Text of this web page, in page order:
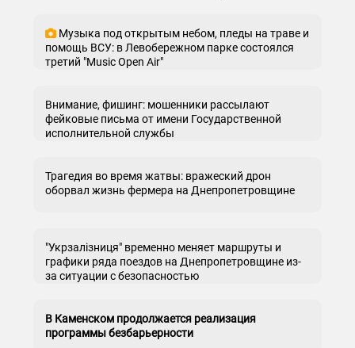
Музыка под открытым небом, пледы на траве и
помощь ВСУ: в Левобережном парке состоялся
третий "Music Open Air"
Внимание, фишинг: мошенники рассылают
фейковые письма от имени Государственной
исполнительной службы
Трагедия во время жатвы: вражеский дрон
оборвал жизнь фермера на Днепропетровщине
"Укрзалізниця" временно меняет маршруты и
графики ряда поездов на Днепропетровщине из-
за ситуации с безопасностью
В Каменском продолжается реализация
программы безбарьерности